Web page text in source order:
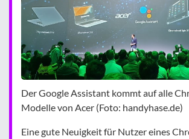
Der Google Assistant kommt auf alle
Modelle von Acer (Foto: handyhase.de)
Eine gute Neuigkeit für Nutzer eines